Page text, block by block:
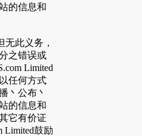
的信息和
无此义务，
之错误或
Limited
任何方式
丶公布丶
的信息和
它有价证
Limited鼓励